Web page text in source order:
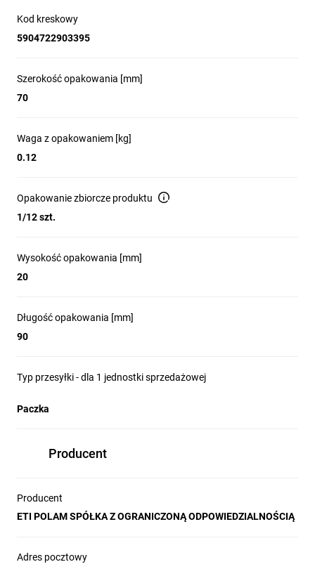
Fukcjonalności programu:
regulowanie i testowanie nastaw zabezpieczeń, badanie
wpływu zmiany kształtu krzywej zabezpieczeń
analizowanie selektywności między urządzeniami
symulowanie reakcji obciążenia lub zwarcia urządzeń
zabezpieczających
definiowanie punktów pracy i warunków granicznych z
Sprawdź jakie to proste!
Kod kreskowy
5904722903395
Szerokość opakowania [mm]
70
Waga z opakowaniem [kg]
0.12
Opakowanie zbiorcze produktu
1/12 szt.
Wysokość opakowania [mm]
20
Długość opakowania [mm]
90
Typ przesyłki - dla 1 jednostki sprzedażowej
Paczka
Producent
Producent
ETI POLAM SPÓŁKA Z OGRANICZONĄ ODPOWIEDZIALNOŚCIĄ
Adres pocztowy